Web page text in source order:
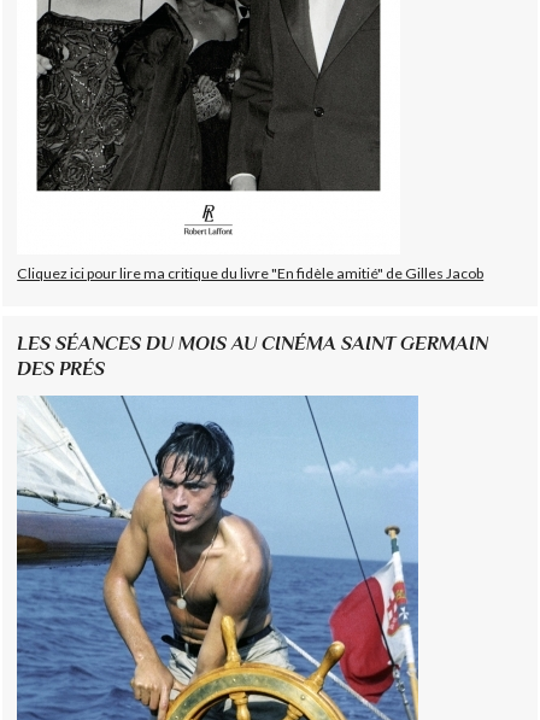
Cliquez ici pour lire ma critique du livre "En fidèle amitié" de Gilles Jacob
LES SÉANCES DU MOIS AU CINÉMA SAINT GERMAIN
DES PRÉS